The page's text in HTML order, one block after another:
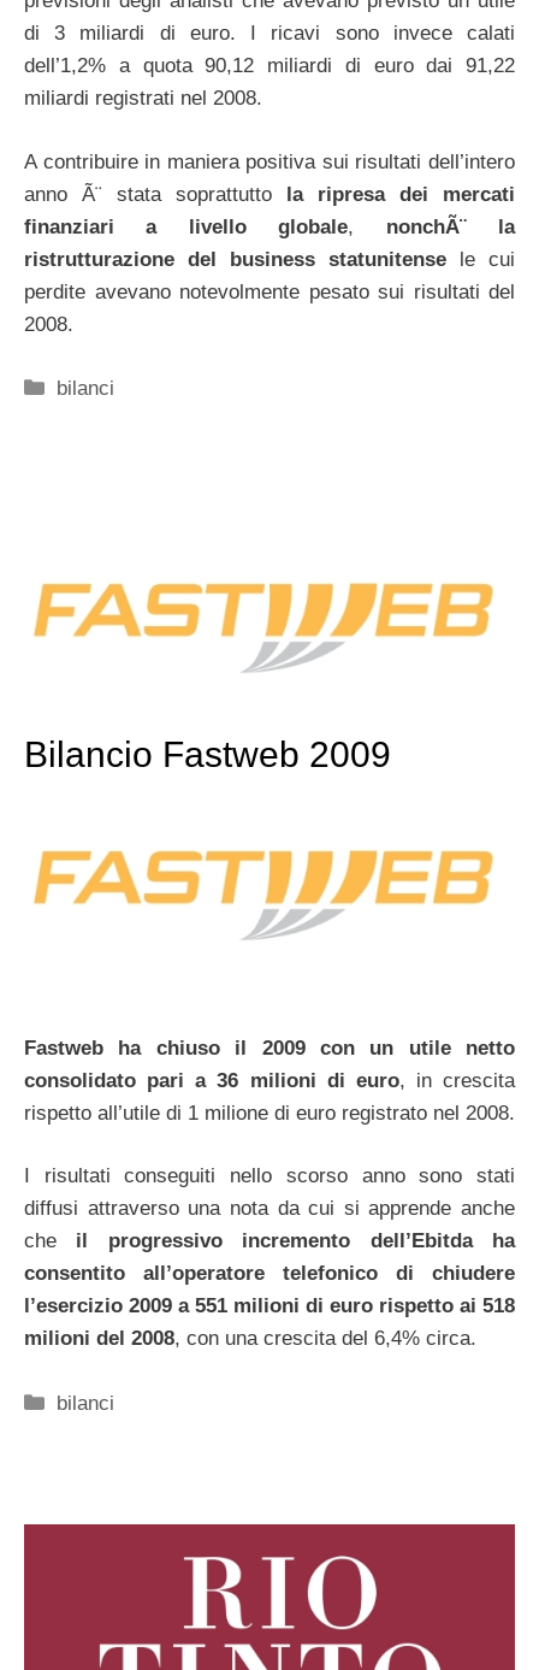
di 3 miliardi di euro. I ricavi sono invece calati
dell’1,2% a quota 90,12 miliardi di euro dai 91,22
miliardi registrati nel 2008.
A contribuire in maniera positiva sui risultati dell’intero
anno Ã¨ stata soprattutto la ripresa dei mercati
finanziari a livello globale, nonchÃ¨ la
ristrutturazione del business statunitense le cui
perdite avevano notevolmente pesato sui risultati del
2008.
Categorie
bilanci
Bilancio Fastweb 2009
Fastweb ha chiuso il 2009 con un utile netto
consolidato pari a 36 milioni di euro, in crescita
rispetto all’utile di 1 milione di euro registrato nel 2008.
I risultati conseguiti nello scorso anno sono stati
diffusi attraverso una nota da cui si apprende anche
che il progressivo incremento dell’Ebitda ha
consentito all’operatore telefonico di chiudere
l’esercizio 2009 a 551 milioni di euro rispetto ai 518
milioni del 2008, con una crescita del 6,4% circa.
Categorie
bilanci